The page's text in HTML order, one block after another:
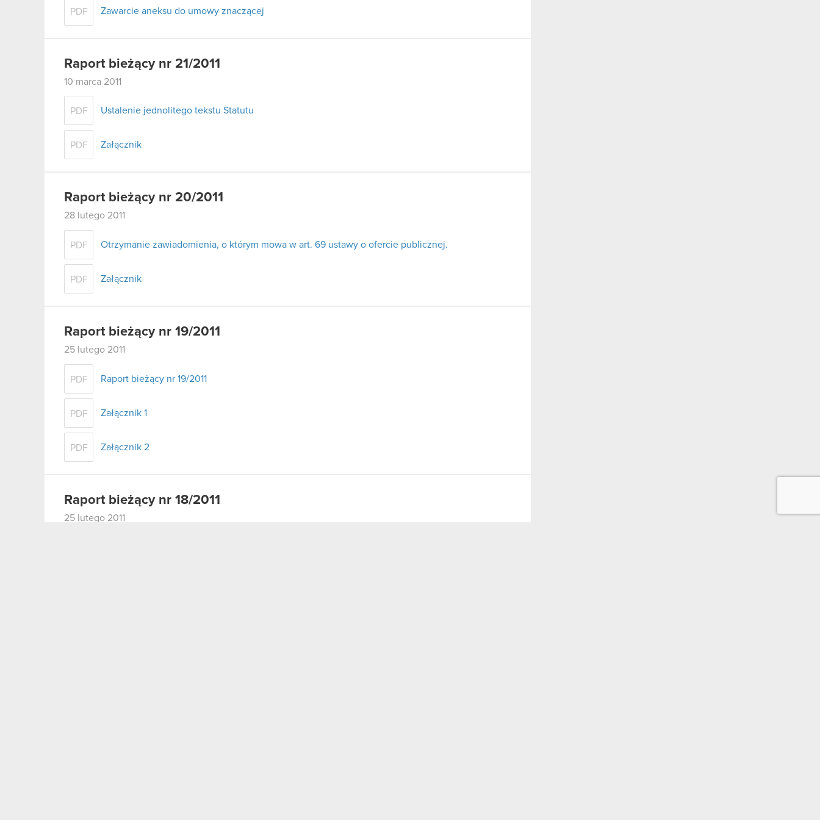
PDF Zawarcie aneksu do umowy znaczącej
Raport bieżący nr 21/2011
10 marca 2011
PDF Ustalenie jednolitego tekstu Statutu
PDF Załącznik
Raport bieżący nr 20/2011
28 lutego 2011
PDF Otrzymanie zawiadomienia, o którym mowa w art. 69 ustawy o ofercie publicznej.
PDF Załącznik
Raport bieżący nr 19/2011
25 lutego 2011
PDF Raport bieżący nr 19/2011
PDF Załącznik 1
PDF Załącznik 2
Raport bieżący nr 18/2011
25 lutego 2011